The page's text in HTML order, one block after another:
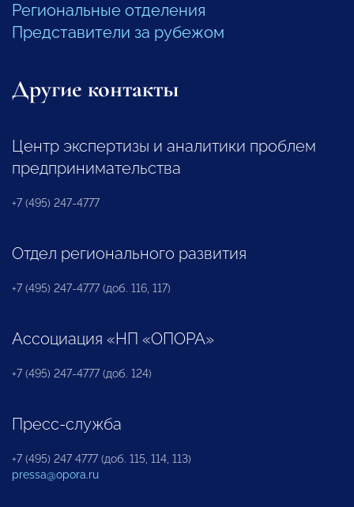
Региональные отделения
Представители за рубежом
Другие контакты
Центр экспертизы и аналитики проблем
предпринимательства
+7 (495) 247-4777
Отдел регионального развития
+7 (495) 247-4777 (доб. 116, 117)
Ассоциация «НП «ОПОРА»
+7 (495) 247-4777 (доб. 124)
Пресс-служба
+7 (495) 247 4777 (доб. 115, 114, 113)
pressa@opora.ru